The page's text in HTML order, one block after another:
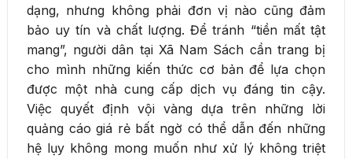
dạng, nhưng không phải đơn vị nào cũng đảm
bảo uy tín và chất lượng. Để tránh “tiền mất tật
mang”, người dân tại Xã Nam Sách cần trang bị
cho mình những kiến thức cơ bản để lựa chọn
được một nhà cung cấp dịch vụ đáng tin cậy.
Việc quyết định vội vàng dựa trên những lời
quảng cáo giá rẻ bất ngờ có thể dẫn đến những
hệ lụy không mong muốn như xử lý không triệt